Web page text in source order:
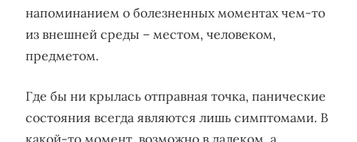
напоминанием о болезненных моментах чем-то
из внешней среды – местом, человеком,
предметом.
Где бы ни крылась отправная точка, панические
состояния всегда являются лишь симптомами. В
какой-то момент, возможно в далеком, а